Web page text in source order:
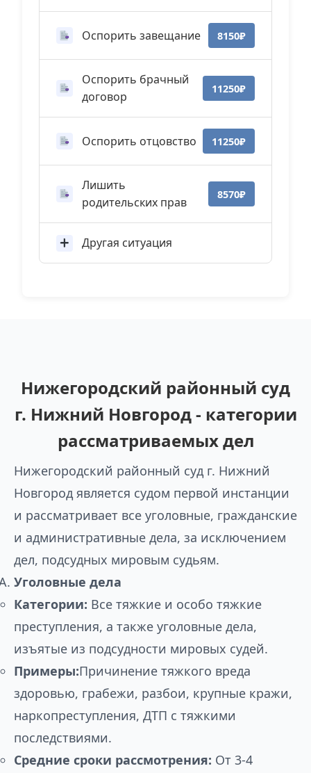
Оспорить завещание 8150₽
Оспорить брачный
договор
11250₽
Оспорить отцовство 11250₽
Лишить
родительских прав
8570₽
Другая ситуация
Нижегородский районный суд
г. Нижний Новгород - категории
рассматриваемых дел
Нижегородский районный суд г. Нижний
Новгород является судом первой инстанции
и рассматривает все уголовные, гражданские
и административные дела, за исключением
дел, подсудных мировым судьям.
Уголовные дела
Категории: Все тяжкие и особо тяжкие
преступления, а также уголовные дела,
изъятые из подсудности мировых судей.
Примеры:Причинение тяжкого вреда
здоровью, грабежи, разбои, крупные кражи,
наркопреступления, ДТП с тяжкими
последствиями.
Средние сроки рассмотрения: От 3-4